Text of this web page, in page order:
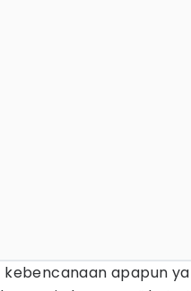
apapun